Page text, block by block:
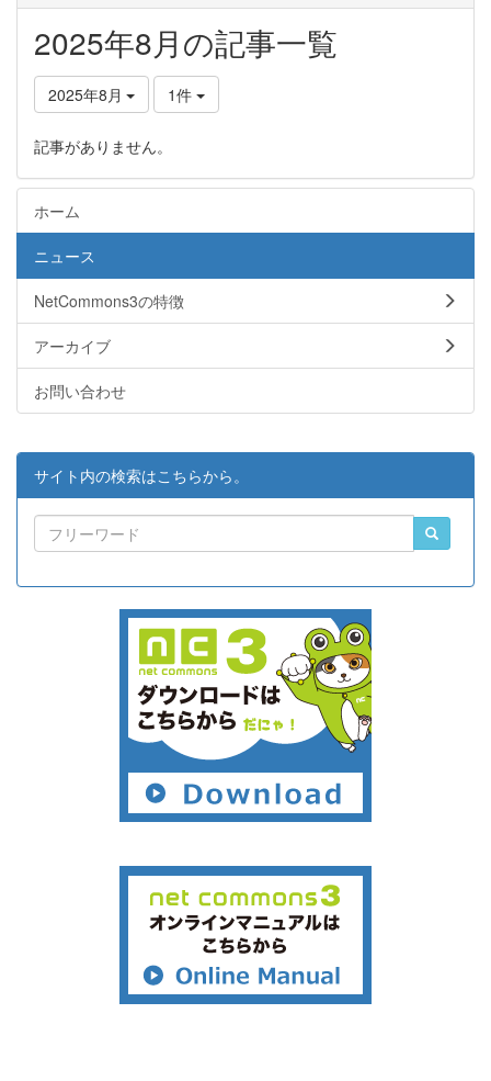
2025年8月の記事一覧
2025年8月 1件
記事がありません。
ホーム
ニュース
NetCommons3の特徴
アーカイブ
お問い合わせ
サイト内の検索はこちらから。